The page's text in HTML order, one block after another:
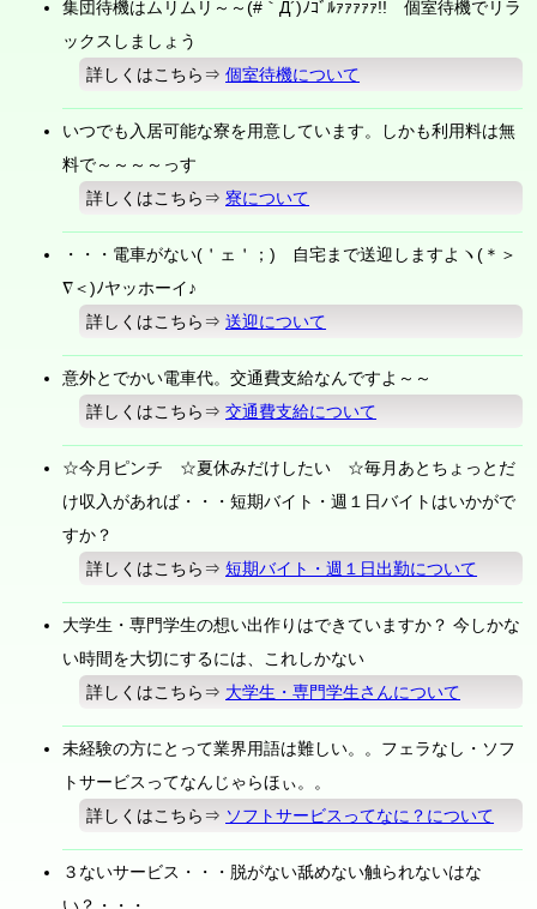
集団待機はムリムリ～～(#｀Д´)ﾉｺﾞﾙｧｧｧｧｧ!! 個室待機でリラ
ックスしましょう
詳しくはこちら⇒個室待機について
いつでも入居可能な寮を用意しています。しかも利用料は無
料で～～～～っす
詳しくはこちら⇒寮について
・・・電車がない(＇ェ＇；) 自宅まで送迎しますよヽ(＊＞
∇＜)ﾉヤッホーイ♪
詳しくはこちら⇒送迎について
意外とでかい電車代。交通費支給なんですよ～～
詳しくはこちら⇒交通費支給について
☆今月ピンチ ☆夏休みだけしたい ☆毎月あとちょっとだ
け収入があれば・・・短期バイト・週１日バイトはいかがで
すか？
詳しくはこちら⇒短期バイト・週１日出勤について
大学生・専門学生の想い出作りはできていますか？ 今しかな
い時間を大切にするには、これしかない
詳しくはこちら⇒ 大学生・専門学生さんについて
未経験の方にとって業界用語は難しい。。フェラなし・ソフ
トサービスってなんじゃらほぃ。。
詳しくはこちら⇒ ソフトサービスってなに？について
３ないサービス・・・脱がない舐めない触られないはな